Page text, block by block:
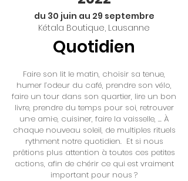
du 30 juin au 29 septembre
Kétala Boutique, Lausanne
Quotidien
Faire son lit le matin, choisir sa tenue,
humer l’odeur du café, prendre son vélo,
faire un tour dans son quartier, lire un bon
livre, prendre du temps pour soi, retrouver
un·e ami·e, cuisiner, faire la vaisselle, ... À
chaque nouveau soleil, de multiples rituels
rythment notre quotidien. Et si nous
prêtions plus attention à toutes ces petites
actions, afin de chérir ce qui est vraiment
important pour nous ?